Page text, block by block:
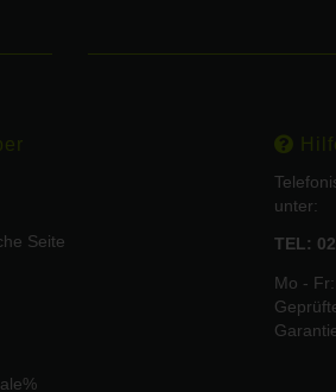
Seite
unter:
TEL:
Mo -